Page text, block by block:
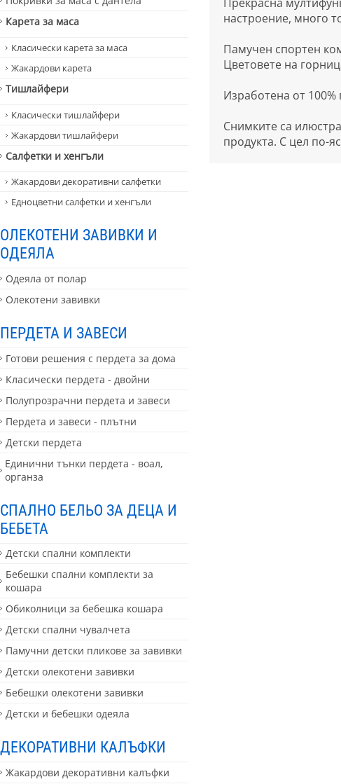
Карета за маса
Класически карета за маса
Жакардови карета
Тишлайфери
Класически тишлайфери
Жакардови тишлайфери
Салфетки и хенгъли
Жакардови декоративни салфетки
Едноцветни салфетки и хенгъли
ОЛЕКОТЕНИ ЗАВИВКИ И
ОДЕЯЛА
Одеяла от полар
Олекотени завивки
ПЕРДЕТА И ЗАВЕСИ
Готови решения с пердета за дома
Класически пердета - двойни
Полупрозрачни пердета и завеси
Пердета и завеси - плътни
Детски пердета
Единични тънки пердета - воал,
органза
СПАЛНО БЕЛЬО ЗА ДЕЦА И
БЕБЕТА
Детски спални комплекти
Бебешки спални комплекти за
кошара
Обиколници за бебешка кошара
Детски спални чувалчета
Памучни детски пликове за завивки
Детски олекотени завивки
Бебешки олекотени завивки
Детски и бебешки одеяла
ДЕКОРАТИВНИ КАЛЪФКИ
Жакардови декоративни калъфки
настроение, много
Памучен спортен
Цветовете на
Изработена от 100%
Снимките са
продукта. С цел по-